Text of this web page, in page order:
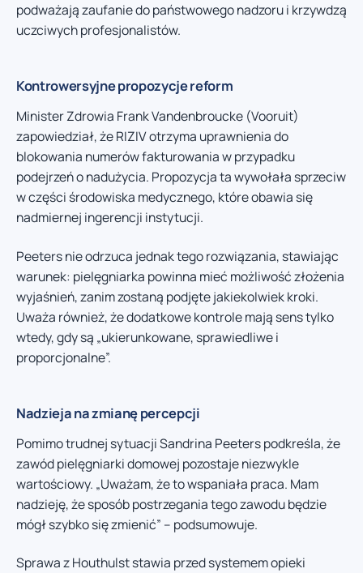
podważają zaufanie do państwowego nadzoru i krzywdzą
uczciwych profesjonalistów.
Kontrowersyjne propozycje reform
Minister Zdrowia Frank Vandenbroucke (Vooruit)
zapowiedział, że RIZIV otrzyma uprawnienia do
blokowania numerów fakturowania w przypadku
podejrzeń o nadużycia. Propozycja ta wywołała sprzeciw
w części środowiska medycznego, które obawia się
nadmiernej ingerencji instytucji.
Peeters nie odrzuca jednak tego rozwiązania, stawiając
warunek: pielęgniarka powinna mieć możliwość złożenia
wyjaśnień, zanim zostaną podjęte jakiekolwiek kroki.
Uważa również, że dodatkowe kontrole mają sens tylko
wtedy, gdy są „ukierunkowane, sprawiedliwe i
proporcjonalne”.
Nadzieja na zmianę percepcji
Pomimo trudnej sytuacji Sandrina Peeters podkreśla, że
zawód pielęgniarki domowej pozostaje niezwykle
wartościowy. „Uważam, że to wspaniała praca. Mam
nadzieję, że sposób postrzegania tego zawodu będzie
mógł szybko się zmienić” – podsumowuje.
Sprawa z Houthulst stawia przed systemem opieki